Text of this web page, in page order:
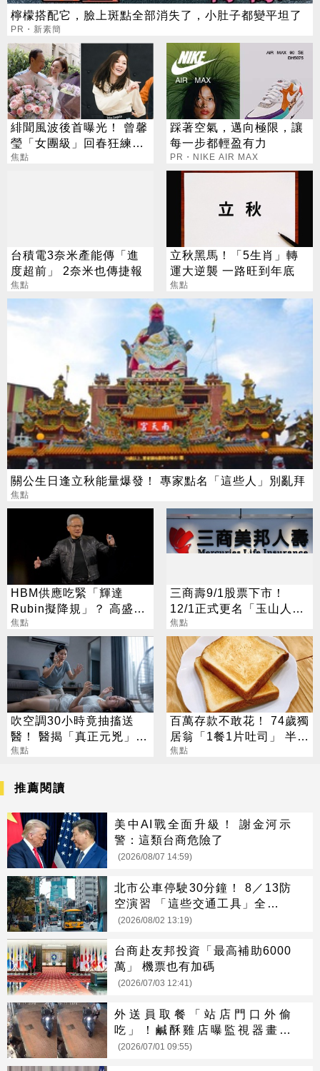
檸檬搭配它，臉上斑點全部消失了，小肚子都變平坦了
PR・新素簡
緋聞風波後首曝光！ 曾馨
瑩「女團級」回春狂練舞
郭董獨自公園散步
焦點
踩著空氣，邁向極限，讓
每一步都輕盈有力
PR・NIKE AIR MAX
台積電3奈米產能傳「進
度超前」 2奈米也傳捷報
焦點
立秋黑馬！「5生肖」轉
運大逆襲 一路旺到年底
焦點
關公生日逢立秋能量爆發！ 專家點名「這些人」別亂拜
焦點
HBM供應吃緊「輝達
Rubin擬降規」？ 高盛反
讚記憶體：牛市才開始
焦點
三商壽9/1股票下市！
12/1正式更名「玉山人
壽」
焦點
吹空調30小時竟抽搐送
醫！ 醫揭「真正元兇」：
不是冷氣
焦點
百萬存款不敢花！ 74歲獨
居翁「1餐1片吐司」 半年
暴瘦嚇壞女兒
焦點
推薦閱讀
美中AI戰全面升級！ 謝金河示
警：這類台商危險了
(2026/08/07 14:59)
北市公車停駛30分鐘！ 8／13防
空演習 「這些交通工具」全面管
制
(2026/08/02 13:19)
台商赴友邦投資「最高補助6000
萬」 機票也有加碼
(2026/07/03 12:41)
外送員取餐「站店門口外偷
吃」！鹹酥雞店曝監視器畫面
驚：是慣犯
(2026/07/01 09:55)